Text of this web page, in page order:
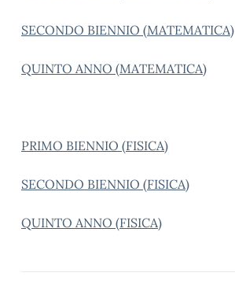
SECONDO BIENNIO (MATEMATICA)
QUINTO ANNO (MATEMATICA)
PRIMO BIENNIO (FISICA)
SECONDO BIENNIO (FISICA)
QUINTO ANNO (FISICA)